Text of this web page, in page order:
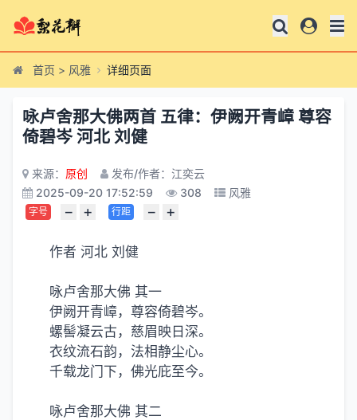
首页 > 风雅 详细页面
咏卢舍那大佛两首 五律：伊阙开青嶂 尊容
倚碧岑 河北 刘健
来源： 原创
发布/作者：江奕云
2025-09-20 17:52:59
308 风雅
字号 − + 行距 − +
作者 河北 刘健
咏卢舍那大佛 其一
伊阙开青嶂，尊容倚碧岑。
螺髻凝云古，慈眉映日深。
衣纹流石韵，法相静尘心。
千载龙门下，佛光庇至今。
咏卢舍那大佛 其二